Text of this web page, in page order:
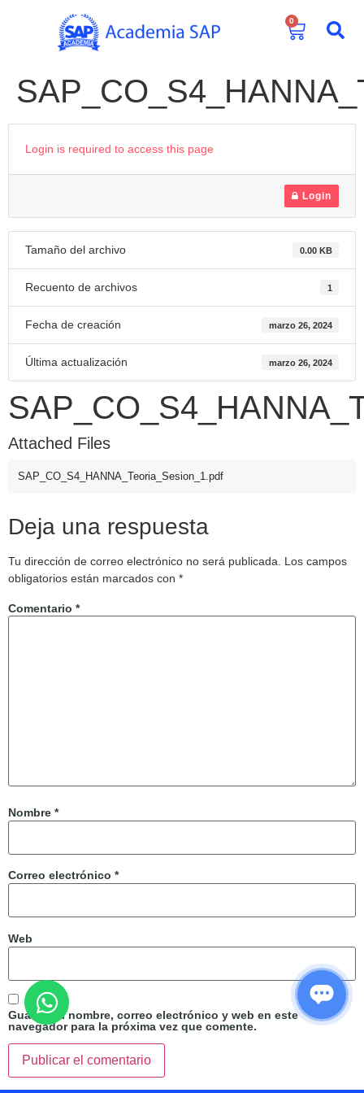
0
Login is required to access this page
Login
Tamaño del archivo 0.00 KB
Recuento de archivos 1
Fecha de creación marzo 26, 2024
Última actualización marzo 26, 2024
Attached Files
SAP_CO_S4_HANNA_Teoria_Sesion_1.pdf
Deja una respuesta
Tu dirección de correo electrónico no será publicada.
Los campos
obligatorios están marcados con *
Comentario *
Nombre *
Correo electrónico *
Web
Guarda mi nombre, correo electrónico y web en este
navegador para la próxima vez que comente.